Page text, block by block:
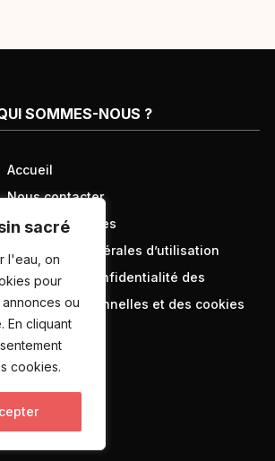
sacré
l'eau, on
pour
ou
En cliquant
cookies.
SOMMES-NOUS ?
Accueil
Nous contacter
Mentions légales
Conditions générales d’utilisation
Politique de confidentialité des
données personnelles et des cookies